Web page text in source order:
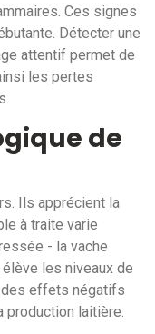
Ces signes
Détecter une
attentif permet de
les pertes
de
Ils apprécient la
à traite varie
- la vache
les niveaux de
des effets négatifs
production laitière.